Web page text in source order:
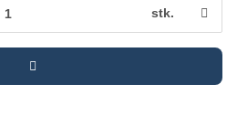
stk.